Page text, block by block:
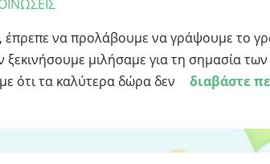
έπρεπε να προλάβουμε να γράψουμε το
ξεκινήσουμε μιλήσαμε για τη σημασία
ότι τα καλύτερα δώρα δεν
διαβάστε